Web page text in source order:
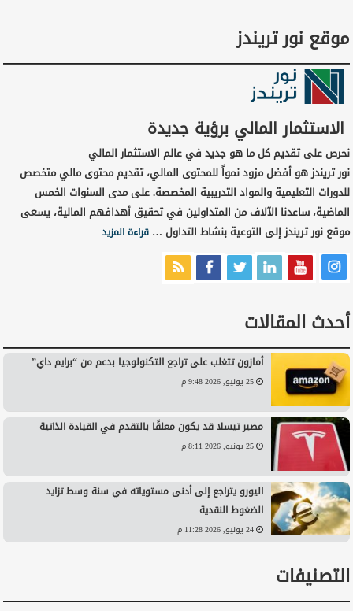
موقع نور تريندز
الاستثمار المالي برؤية جديدة
نحرص على تقديم كل ما هو جديد في عالم الاستثمار المالي
نور تريندز هو أفضل مزود نمواً للمحتوى المالي، تقديم محتوى مالي متخصص
للدورات التعليمية والمواد التدريبية المخصصة. على مدى السنوات الخمس
الماضية، ساعدنا الآلاف من المتداولين في تحقيق أهدافهم المالية، يسعى
موقع نور تريندز إلى التوعية بنشاط التداول …قراءة المزيد
أحدث المقالات
أمازون تتغلب على تراجع التكنولوجيا بدعم من “برايم داي”
25 يونيو, 2026 9:48 م
مصير تيسلا قد يكون معلقًا بالتقدم في القيادة الذاتية
25 يونيو, 2026 8:11 م
اليورو يتراجع إلى أدنى مستوياته في سنة وسط تزايد
الضغوط النقدية
24 يونيو, 2026 11:28 م
التصنيفات